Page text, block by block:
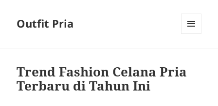
Outfit Pria
Trend Fashion Celana Pria
Terbaru di Tahun Ini